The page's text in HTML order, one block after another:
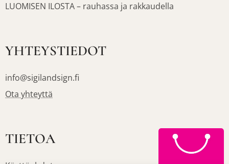
LUOMISEN ILOSTA – rauhassa ja rakkaudella
YHTEYSTIEDOT
info@sigilandsign.fi
Ota yhteyttä
TIETOA